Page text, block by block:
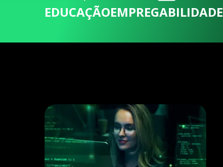
EDUCAÇÃOEMPREGABILIDADE